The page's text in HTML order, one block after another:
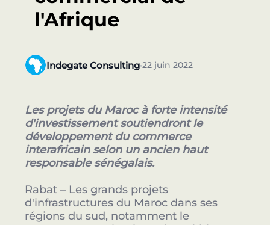
l'Afrique
Indegate Consulting•22 juin 2022
Les projets du Maroc à forte intensité
d'investissement soutiendront le
développement du commerce
interafricain selon un ancien haut
responsable sénégalais.
Rabat – Les grands projets
d'infrastructures du Maroc dans ses
régions du sud, notamment le